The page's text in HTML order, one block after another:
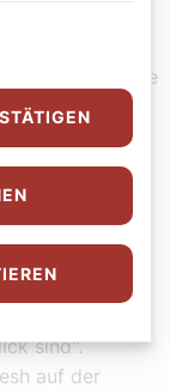
sei. "Viele
wieder in
und Freude
viele
"Service",
viele
darunter
sie vorher
was
sind".
auf der